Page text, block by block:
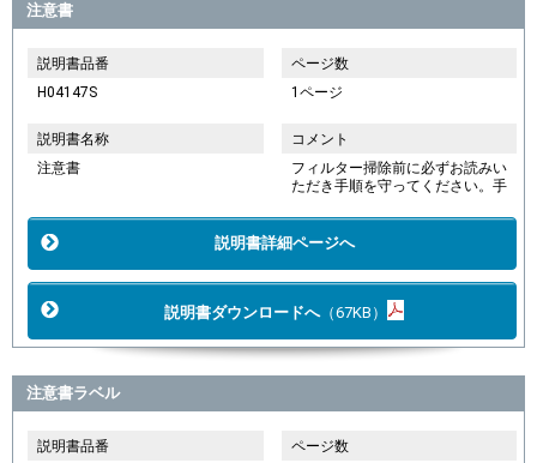
注意書
説明書品番
H04147S
ページ数
1ページ
説明書名称
注意書
コメント
フィルター掃除前に必ずお読みい
ただき手順を守ってください。手
説明書詳細ページへ
説明書ダウンロードへ（67KB）
注意書ラベル
説明書品番 ページ数